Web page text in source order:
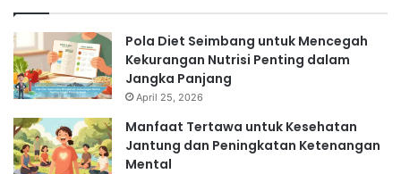
Pola Diet Seimbang untuk Mencegah
Kekurangan Nutrisi Penting dalam
Jangka Panjang
April 25, 2026
Manfaat Tertawa untuk Kesehatan
Jantung dan Peningkatan Ketenangan
Mental